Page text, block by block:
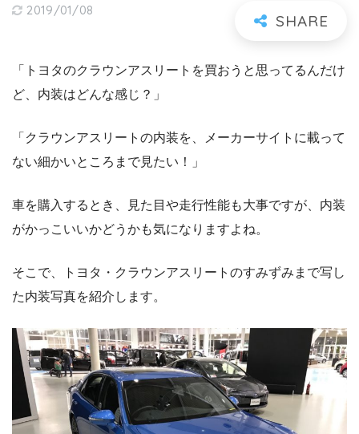
2019/01/08
「トヨタのクラウンアスリートを買おうと思ってるんだけ
ど、内装はどんな感じ？」
「クラウンアスリートの内装を、メーカーサイトに載って
ない細かいところまで見たい！」
車を購入するとき、見た目や走行性能も大事ですが、内装
がかっこいいかどうかも気になりますよね。
そこで、トヨタ・クラウンアスリートのすみずみまで写し
た内装写真を紹介します。